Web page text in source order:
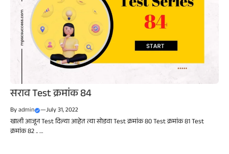
सराव Test क्रमांक 84
Byadmin —July 31, 2022
खाली आजून Test दिल्या आहेत त्या सोडवा Test क्रमांक 80 Test क्रमांक 81 Test
क्रमांक 82 .. …